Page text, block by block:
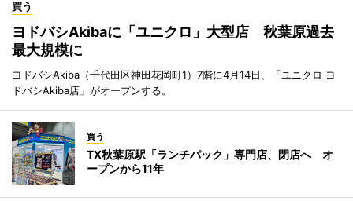
買う
ヨドバシAkibaに「ユニクロ」大型店 秋葉原過去
最大規模に
ヨドバシAkiba（千代田区神田花岡町1）7階に4月14日、「ユニクロ ヨ
ドバシAkiba店」がオープンする。
買う
TX秋葉原駅「ランチパック」専門店、閉店へ オ
ープンから11年